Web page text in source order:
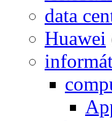
data
Huawei